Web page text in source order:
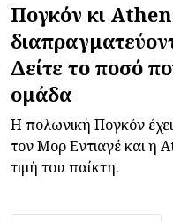
Πογκόν κι
Δείτε το ποσό
ομάδα
Η πολωνική Πογκόν έχει
τον Μορ Εντιαγέ και η
τιμή του παίκτη.